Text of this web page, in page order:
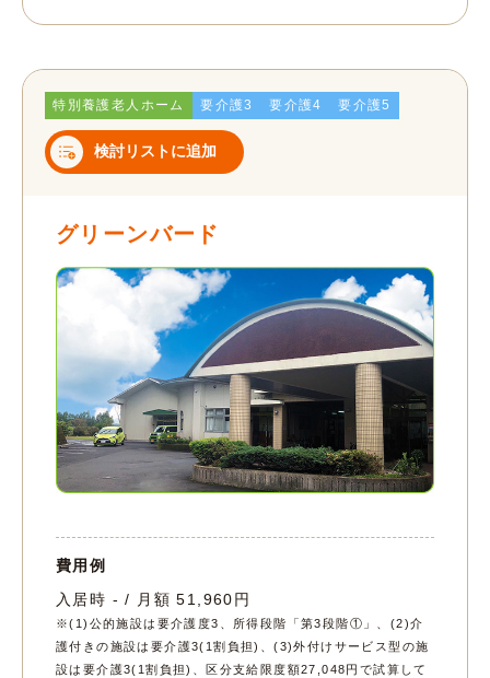
特別養護老人ホーム 要介護3 要介護4 要介護5
検討リストに追加
グリーンバード
費用例
入居時 - / 月額 51,960円
※(1)公的施設は要介護度3、所得段階「第3段階①」、(2)介
護付きの施設は要介護3(1割負担)、(3)外付けサービス型の施
設は要介護3(1割負担)、区分支給限度額27,048円で試算して